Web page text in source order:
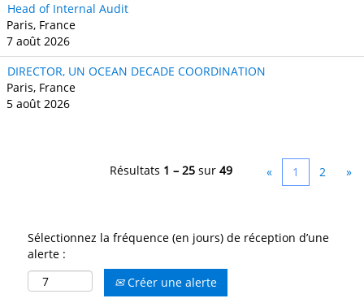
Head of Internal Audit
Paris, France
7 août 2026
DIRECTOR, UN OCEAN DECADE COORDINATION
Paris, France
5 août 2026
Résultats 1 – 25 sur 49 « 1 2 »
Sélectionnez la fréquence (en jours) de réception d’une
alerte :
Créer une alerte